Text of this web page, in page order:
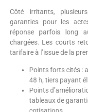
Côté irritants,
garanties pour les
réponse parfois long
chargées. Les courts
tarifaire à l’issue de la
Points forts cités :
48 h, tiers payant
Points
tableaux de
cotisations.